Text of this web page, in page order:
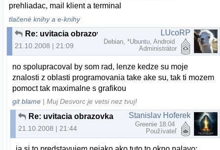
prehliadac, mail klient a terminal
tlačené knihy a e-knihy
Re: uvitacia obrazovka
21.10.2008 | 21:09
LUcoRP
Debian, *Ubuntu, Android
Administrátor
no spolupracoval by som rad, lenze kedze su moje
znalosti z oblasti programovania take ake su, tak ti mozem
pomoct tak maximalne s grafikou
git blame | Muj Desvorc je vetsi nez tvuj!
Re: uvitacia obrazovka
21.10.2008 | 21:44
Stanislav Hoferek
Greenie 18.04
Používateľ